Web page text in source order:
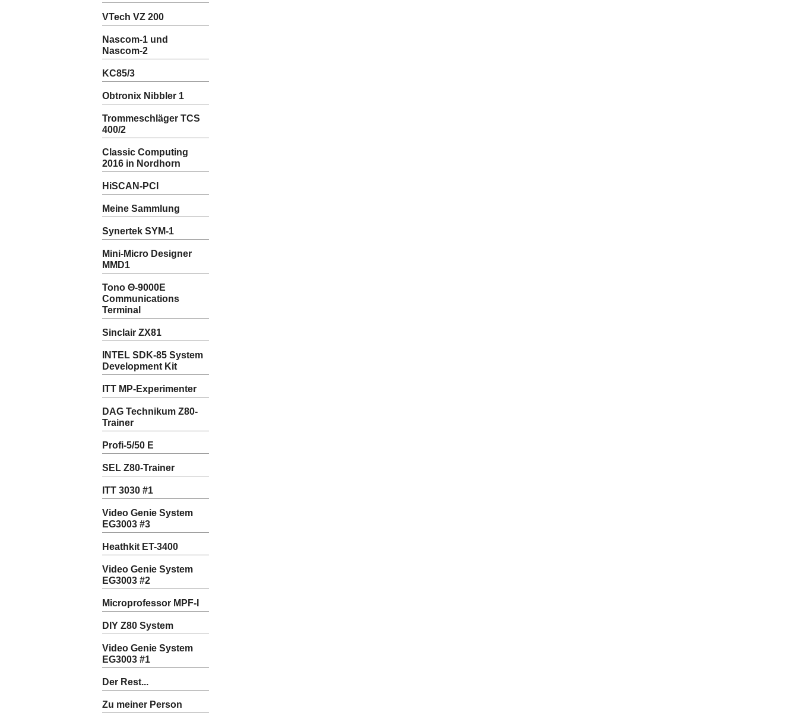
VTech VZ 200
Nascom-1 und
Nascom-2
KC85/3
Obtronix Nibbler 1
Trommeschläger TCS
400/2
Classic Computing
2016 in Nordhorn
HiSCAN-PCI
Meine Sammlung
Synertek SYM-1
Mini-Micro Designer
MMD1
Tono Θ-9000E
Communications
Terminal
Sinclair ZX81
INTEL SDK-85 System
Development Kit
ITT MP-Experimenter
DAG Technikum Z80-
Trainer
Profi-5/50 E
SEL Z80-Trainer
ITT 3030 #1
Video Genie System
EG3003 #3
Heathkit ET-3400
Video Genie System
EG3003 #2
Microprofessor MPF-I
DIY Z80 System
Video Genie System
EG3003 #1
Der Rest...
Zu meiner Person